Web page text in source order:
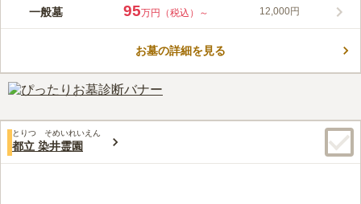
観明寺は、室町時代にできた真言宗のお寺です。境内にある庚申
の由来にもなっています。
口コミ評価
一般墓 95万円（税込）～ 12,000円
お墓の詳細を見る
とりつ そめいれいえん
都立 染井霊園